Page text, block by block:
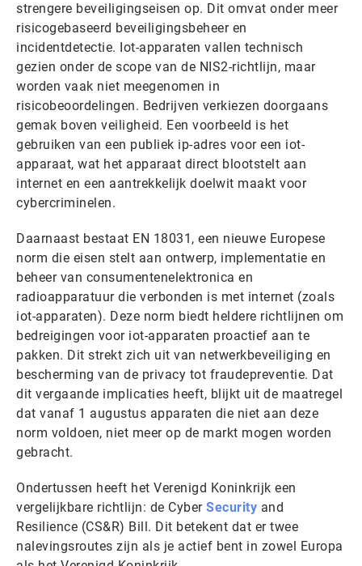
strengere beveiligingseisen op. Dit omvat onder meer
risicogebaseerd beveiligingsbeheer en
incidentdetectie. Iot-apparaten vallen technisch
gezien onder de scope van de NIS2-richtlijn, maar
worden vaak niet meegenomen in
risicobeoordelingen. Bedrijven verkiezen doorgaans
gemak boven veiligheid. Een voorbeeld is het
gebruiken van een publiek ip-adres voor een iot-
apparaat, wat het apparaat direct blootstelt aan
internet en een aantrekkelijk doelwit maakt voor
cybercriminelen.
Daarnaast bestaat EN 18031, een nieuwe Europese
norm die eisen stelt aan ontwerp, implementatie en
beheer van consumentenelektronica en
radioapparatuur die verbonden is met internet (zoals
iot-apparaten). Deze norm biedt heldere richtlijnen om
bedreigingen voor iot-apparaten proactief aan te
pakken. Dit strekt zich uit van netwerkbeveiliging en
bescherming van de privacy tot fraudepreventie. Dat
dit vergaande implicaties heeft, blijkt uit de maatregel
dat vanaf 1 augustus apparaten die niet aan deze
norm voldoen, niet meer op de markt mogen worden
gebracht.
Ondertussen heeft het Verenigd Koninkrijk een
vergelijkbare richtlijn: de Cyber Security and
Resilience (CS&R) Bill. Dit betekent dat er twee
nalevingsroutes zijn als je actief bent in zowel Europa